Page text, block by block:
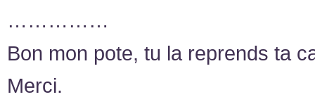
……………
Bon mon pote, tu la reprends ta
Merci.